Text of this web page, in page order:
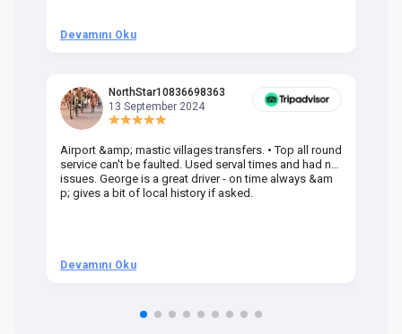
Devamını Oku
NorthStar10836698363
13 September 2024
Airport &amp; mastic villages transfers. • Top all round
service can't be faulted. Used serval times and had no
issues. George is a great driver - on time always &am
p; gives a bit of local history if asked.
Devamını Oku